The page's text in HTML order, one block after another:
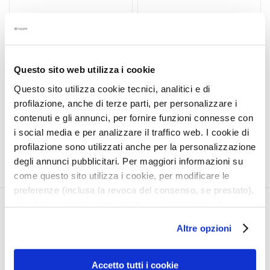
Questo sito web utilizza i cookie
Questo sito utilizza cookie tecnici, analitici e di
profilazione, anche di terze parti, per personalizzare i
contenuti e gli annunci, per fornire funzioni connesse con
i social media e per analizzare il traffico web. I cookie di
profilazione sono utilizzati anche per la personalizzazione
degli annunci pubblicitari. Per maggiori informazioni su
come questo sito utilizza i cookie, per modificare le
preferenze (inclusa la revoca del consenso, se prestato),
nonché per sapere come trattiamo i dati personali –
l’informativa cookie completa e l’informativa privacy
disponibiliqui. Le ricordiamo che, qualora clicchi su
“Utilizza solo i cookie necessari”, non sarà installato
Altre opzioni
Accetto tutti i cookie
e
n
t
s
s
p
é
c
i
f
i
q
s
REVITALISANT
ANTICHUTE*
Avec Trighogen Veg®
15,50 €
produit non disponible
CORPORATE
Contacts
MON PROFIL
Informations du compte
Carnet d'adresses